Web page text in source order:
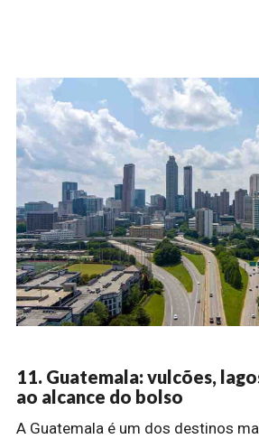
11. Guatemala: vulcões,
ao alcance do bolso
A Guatemala é um dos destinos